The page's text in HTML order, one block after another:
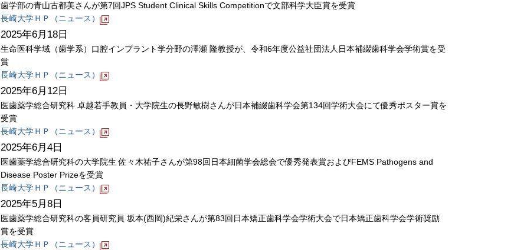
歯学部の青山古都美さんが第7回JPS Student Clinical Skills Competitionで文部科学大臣賞を受賞
長崎大学ＨＰ（ニュース）
2025年6月18日
生命医科学域（歯学系）口腔インプラント学分野の澤瀬 隆教授が、令和6年度公益社団法人日本補綴歯科学会学術賞を受
賞
長崎大学ＨＰ（ニュース）
2025年6月12日
医歯薬学総合研究科 卓越若手教員・大学院生の長野敏樹さんが日本補綴歯科学会第134回学術大会にて優秀ポスター賞を
受賞
長崎大学ＨＰ（ニュース）
2025年6月4日
医歯薬学総合研究科の大学院生 佐々木祐子さんが第98回日本細菌学会総会で優秀発表賞およびFEMS Pathogens and
Disease Poster Prizeを受賞
長崎大学ＨＰ（ニュース）
2025年5月8日
医歯薬学総合研究科の客員研究員 坂本(西岡)紀栄さんが第83回日本矯正歯科学会学術大会で日本矯正歯科学会学術奨励
賞を受賞
長崎大学ＨＰ（ニュース）